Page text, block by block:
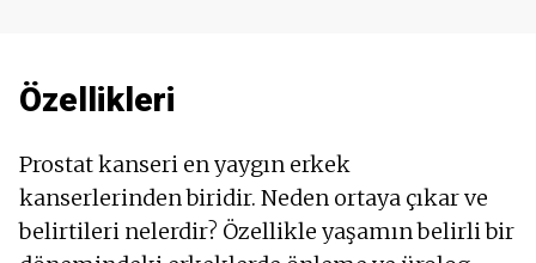
Sık idrara çıkma
Sık idrara çıkma isteği
Güçteki kan
Hazımsızlık
Mide bulantısı
Erektil disfonksiyon
Özellikleri
Prostat kanseri en yaygın erkek
kanserlerinden biridir. Neden ortaya çıkar ve
belirtileri nelerdir? Özellikle yaşamın belirli bir